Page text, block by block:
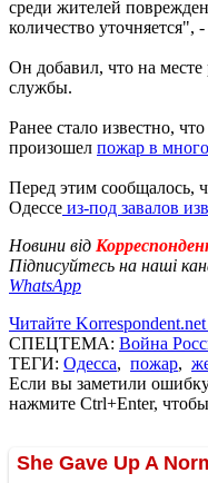
среди жителей
количество уточняется",
Он добавил, что на
службы.
Ранее стало известно,
произошел пожар в
Перед этим сообщалось,
Одессе из-под завалов
Новини від
Підписуйтесь на наші
WhatsApp
Читайте
СПЕЦТЕМА: Война
ТЕГИ: Одесса, пожар,
Если вы заметили
нажмите Ctrl+Enter,